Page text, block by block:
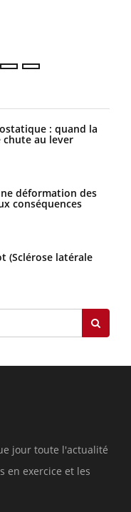
: quand la
au lever
déformation des
conséquences
(Sclérose latérale
jour toute l'actualité
en exercice et les